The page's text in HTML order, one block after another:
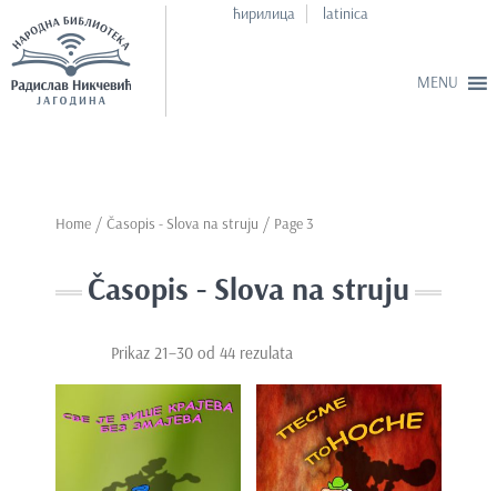
ћирилица latinica
Home / Časopis - Slova na struju / Page 3
Časopis - Slova na struju
Prikaz 21–30 od 44 rezulata